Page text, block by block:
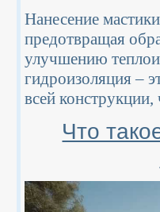
Нанесение
предотвращая
улучшению
гидроизоляция –
всей
Что